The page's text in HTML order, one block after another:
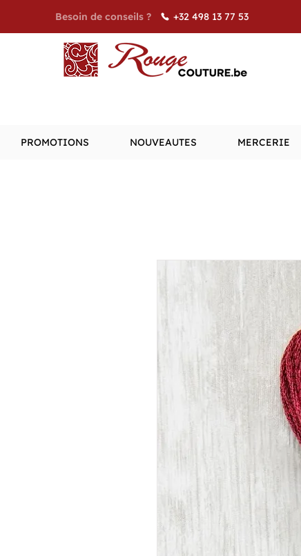
Besoin de conseils ? +32 498 13 77 53
PROMOTIONS NOUVEAUTES MERCERIE